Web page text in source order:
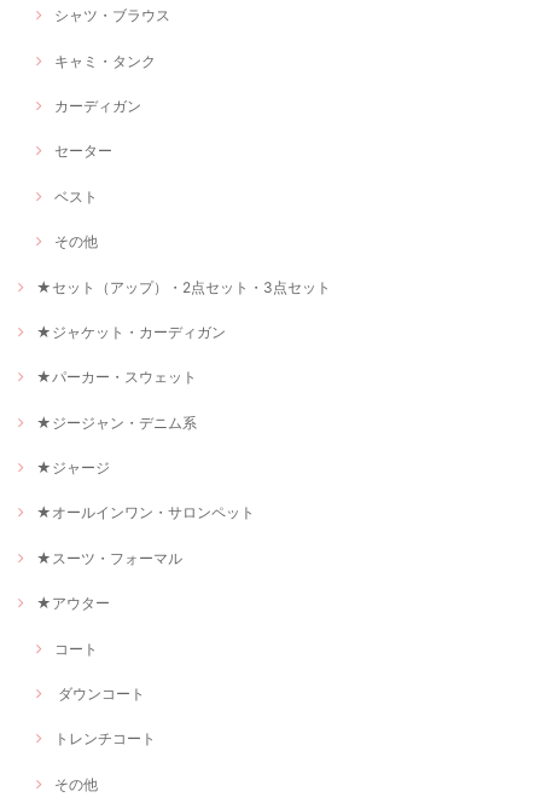
シャツ・ブラウス
キャミ・タンク
カーディガン
セーター
ベスト
その他
★セット（アップ）・2点セット・3点セット
★ジャケット・カーディガン
★パーカー・スウェット
★ジージャン・デニム系
★ジャージ
★オールインワン・サロンペット
★スーツ・フォーマル
★アウター
コート
ダウンコート
トレンチコート
その他